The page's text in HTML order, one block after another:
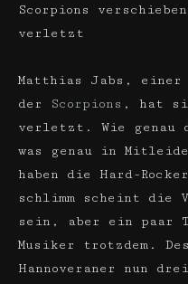
Scorpions
verletzt
Matthias Jabs,
der
Scorpions , hat
verletzt. Wie genau
was genau in
haben die Hard-
schlimm scheint die
sein, aber ein paar
Musiker trotzdem.
Hannoveraner nun